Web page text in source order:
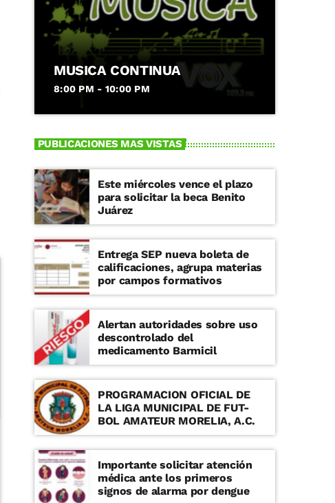
MUSICA CONTINUA
8:00 PM - 10:00 PM
PUBLICACIONES MAS VISTAS
Este miércoles vence el plazo
para solicitar la beca Benito
Juárez
Entrega SEP nueva boleta de
calificaciones, agrupa materias
por campos formativos
Alertan autoridades sobre uso
descontrolado del
medicamento Barmicil
PROGRAMACION OFICIAL DE
LA LIGA MUNICIPAL DE FUT-
BOL AMATEUR MORELIA, A.C.
Importante solicitar atención
médica ante los primeros
signos de alarma por dengue